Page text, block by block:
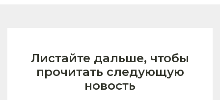
Листайте дальше, чтобы
прочитать следующую
новость